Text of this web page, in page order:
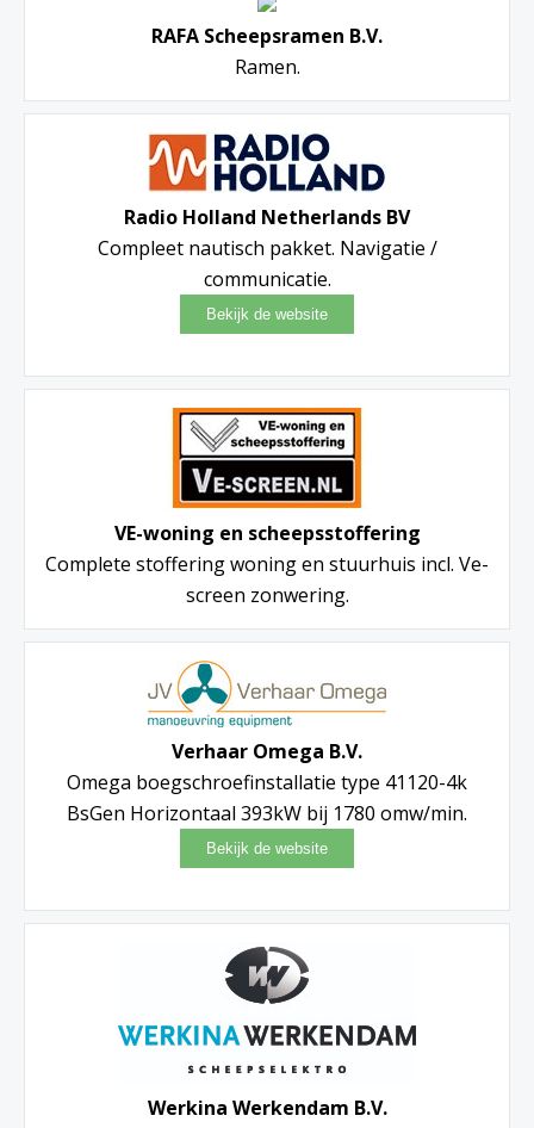
RAFA Scheepsramen B.V.
Ramen.
Radio Holland Netherlands BV
Compleet nautisch pakket. Navigatie /
communicatie.
VE-woning en scheepsstoffering
Complete stoffering woning en stuurhuis incl. Ve-
screen zonwering.
Verhaar Omega B.V.
Omega boegschroefinstallatie type 41120-4k
BsGen Horizontaal 393kW bij 1780 omw/min.
Werkina Werkendam B.V.